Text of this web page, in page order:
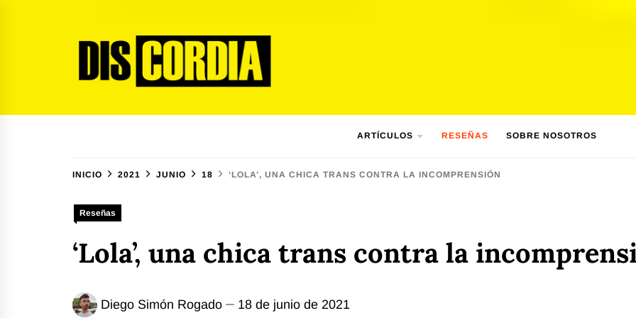
Discordia Magazine
ARTÍCULOS RESEÑAS SOBRE NOSOTROS
INICIO 2021 JUNIO 18 ‘LOLA’, UNA CHICA TRANS CONTRA LA INCOMPRENSIÓN
Reseñas
‘Lola’, una chica trans contra la
Diego Simón Rogado 18 de junio de 2021